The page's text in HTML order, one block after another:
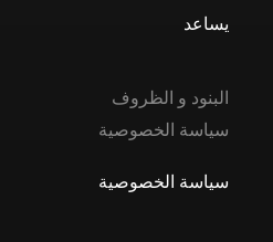
يساعد
البنود و الظروف
سياسة الخصوصية
سياسة الخصوصية